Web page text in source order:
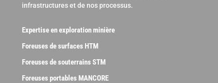
infrastructures et de nos processus.
Expertise en exploration minière
Foreuses de surfaces HTM
Foreuses de souterrains STM
Foreuses portables MANCORE